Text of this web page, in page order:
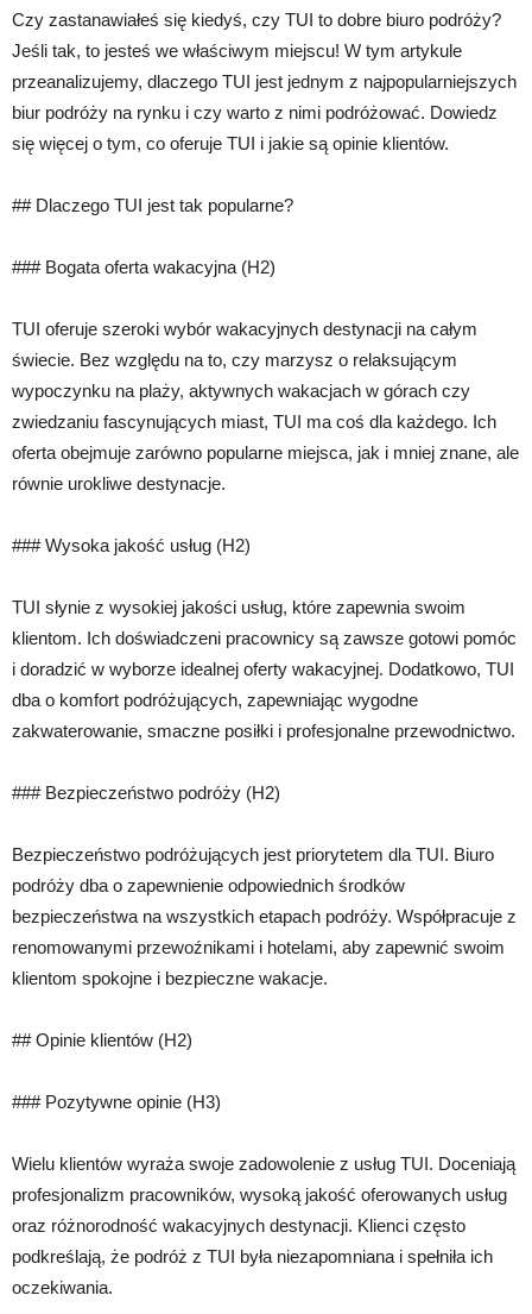
Czy zastanawiałeś się kiedyś, czy TUI to dobre biuro podróży?
Jeśli tak, to jesteś we właściwym miejscu! W tym artykule
przeanalizujemy, dlaczego TUI jest jednym z najpopularniejszych
biur podróży na rynku i czy warto z nimi podróżować. Dowiedz
się więcej o tym, co oferuje TUI i jakie są opinie klientów.
## Dlaczego TUI jest tak popularne?
### Bogata oferta wakacyjna (H2)
TUI oferuje szeroki wybór wakacyjnych destynacji na całym
świecie. Bez względu na to, czy marzysz o relaksującym
wypoczynku na plaży, aktywnych wakacjach w górach czy
zwiedzaniu fascynujących miast, TUI ma coś dla każdego. Ich
oferta obejmuje zarówno popularne miejsca, jak i mniej znane, ale
równie urokliwe destynacje.
### Wysoka jakość usług (H2)
TUI słynie z wysokiej jakości usług, które zapewnia swoim
klientom. Ich doświadczeni pracownicy są zawsze gotowi pomóc
i doradzić w wyborze idealnej oferty wakacyjnej. Dodatkowo, TUI
dba o komfort podróżujących, zapewniając wygodne
zakwaterowanie, smaczne posiłki i profesjonalne przewodnictwo.
### Bezpieczeństwo podróży (H2)
Bezpieczeństwo podróżujących jest priorytetem dla TUI. Biuro
podróży dba o zapewnienie odpowiednich środków
bezpieczeństwa na wszystkich etapach podróży. Współpracuje z
renomowanymi przewoźnikami i hotelami, aby zapewnić swoim
klientom spokojne i bezpieczne wakacje.
## Opinie klientów (H2)
### Pozytywne opinie (H3)
Wielu klientów wyraża swoje zadowolenie z usług TUI. Doceniają
profesjonalizm pracowników, wysoką jakość oferowanych usług
oraz różnorodność wakacyjnych destynacji. Klienci często
podkreślają, że podróż z TUI była niezapomniana i spełniła ich
oczekiwania.